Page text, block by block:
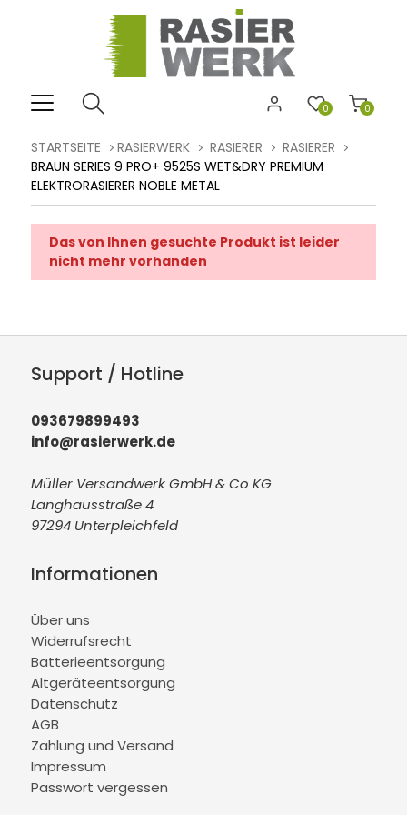
0
0
STARTSEITE RASIERWERK RASIERER
RASIERER
BRAUN SERIES 9 PRO+ 9525S WET&DRY PREMIUM
ELEKTRORASIERER NOBLE METAL
Das von Ihnen gesuchte Produkt ist leider
nicht mehr vorhanden
Support / Hotline
093679899493
info@rasierwerk.de
Müller Versandwerk GmbH & Co KG
Langhausstraße 4
97294 Unterpleichfeld
Informationen
Über uns
Widerrufsrecht
Batterieentsorgung
Altgeräteentsorgung
Datenschutz
AGB
Zahlung und Versand
Impressum
Passwort vergessen